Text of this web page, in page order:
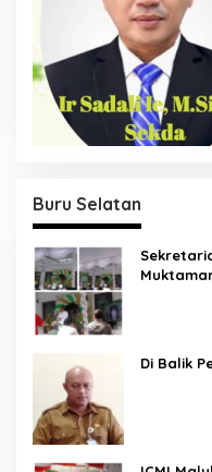
Buru Selatan
Di Balik